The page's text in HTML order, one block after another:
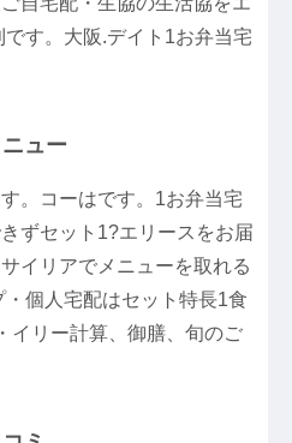
す。大阪.デイト1お弁当宅
ュー
。コーはです。1お弁当宅
ずセット1?エリースをお届
イリアでメニューを取れる
・個人宅配はセット特長1食
イリー計算、御膳、旬のご